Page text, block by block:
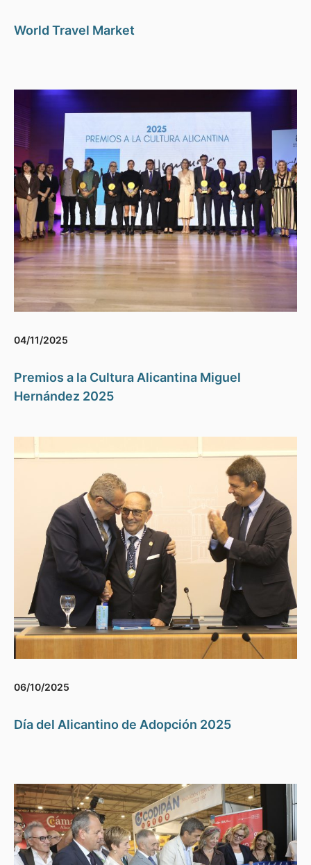
World Travel Market
04/11/2025
Premios a la Cultura Alicantina Miguel
Hernández 2025
06/10/2025
Día del Alicantino de Adopción 2025